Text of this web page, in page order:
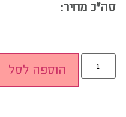
סה”כ מחיר:
הוספה לסל